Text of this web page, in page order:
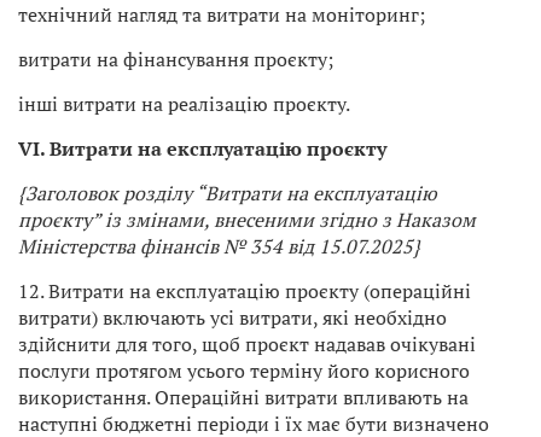
технічний нагляд та витрати на моніторинг;
витрати на фінансування проєкту;
інші витрати на реалізацію проєкту.
VI. Витрати на експлуатацію проєкту
{Заголовок розділу “Витрати на експлуатацію
проєкту” із змінами, внесеними згідно з Наказом
Міністерства фінансів № 354 від 15.07.2025}
12. Витрати на експлуатацію проєкту (операційні
витрати) включають усі витрати, які необхідно
здійснити для того, щоб проєкт надавав очікувані
послуги протягом усього терміну його корисного
використання. Операційні витрати впливають на
наступні бюджетні періоди і їх має бути визначено